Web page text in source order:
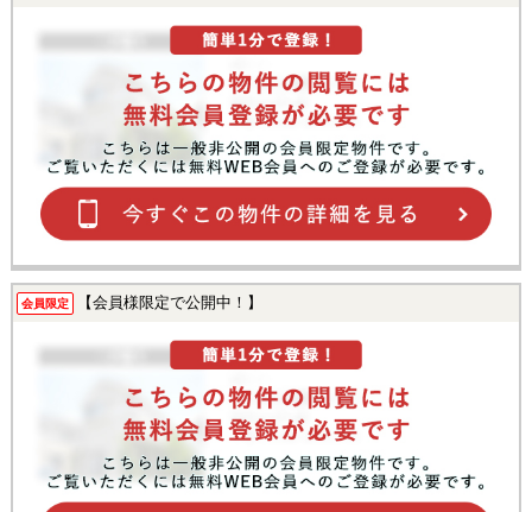
会員限定 【会員様限定で公開中！】